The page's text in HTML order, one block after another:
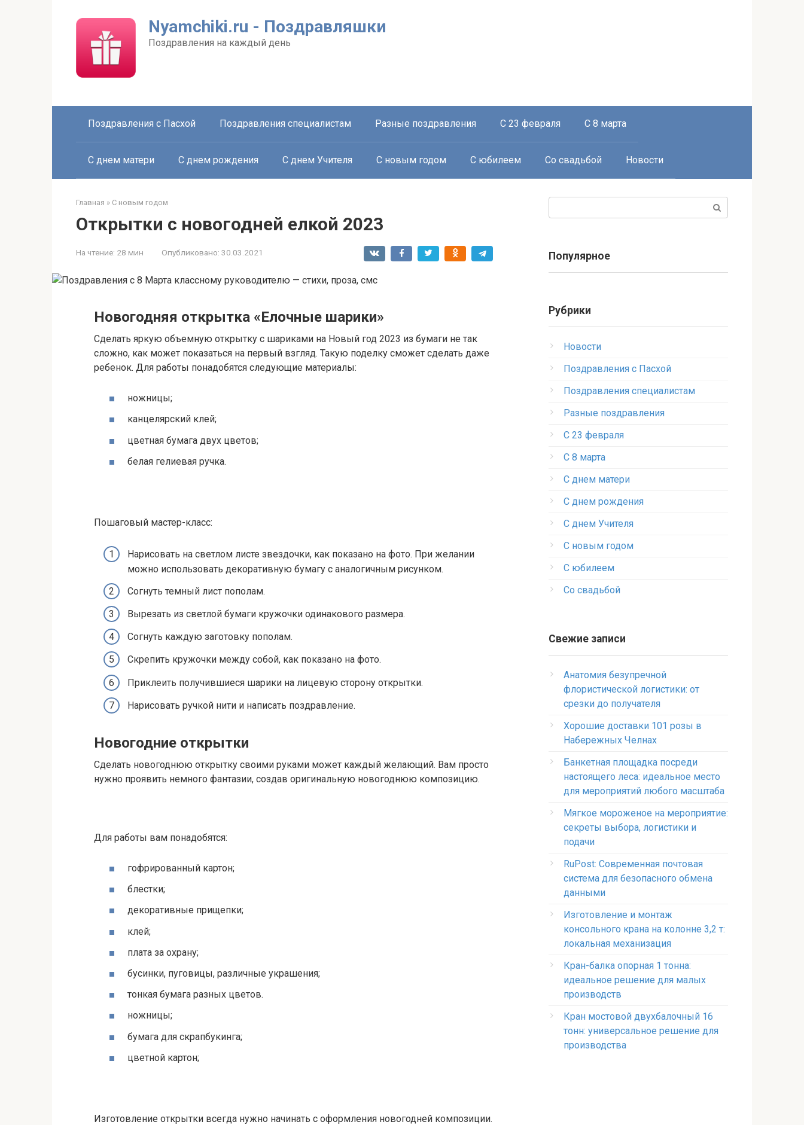
Nyamchiki.ru - Поздравляшки
Поздравления на каждый день
Поздравления с Пасхой Поздравления специалистам Разные поздравления С 23 февраля С 8 марта
С днем матери С днем рождения С днем Учителя С новым годом С юбилеем Со свадьбой Новости
Главная » С новым годом
Открытки с новогодней елкой 2023
На чтение: 28 мин Опубликовано: 30.03.2021
Новогодняя открытка «Елочные шарики»
Сделать яркую объемную открытку с шариками на Новый год 2023 из бумаги не так
сложно, как может показаться на первый взгляд. Такую поделку сможет сделать даже
ребенок. Для работы понадобятся следующие материалы:
ножницы;
канцелярский клей;
цветная бумага двух цветов;
белая гелиевая ручка.
Пошаговый мастер-класс:
Нарисовать на светлом листе звездочки, как показано на фото. При желании
можно использовать декоративную бумагу с аналогичным рисунком.
Согнуть темный лист пополам.
Вырезать из светлой бумаги кружочки одинакового размера.
Согнуть каждую заготовку пополам.
Скрепить кружочки между собой, как показано на фото.
Приклеить получившиеся шарики на лицевую сторону открытки.
Нарисовать ручкой нити и написать поздравление.
Новогодние открытки
Сделать новогоднюю открытку своими руками может каждый желающий. Вам просто
нужно проявить немного фантазии, создав оригинальную новогоднюю композицию.
Для работы вам понадобятся:
гофрированный картон;
блестки;
декоративные прищепки;
клей;
плата за охрану;
бусинки, пуговицы, различные украшения;
тонкая бумага разных цветов.
ножницы;
бумага для скрапбукинга;
цветной картон;
Изготовление открытки всегда нужно начинать с оформления новогодней композиции.
Популярное
Рубрики
Новости
Поздравления с Пасхой
Поздравления специалистам
Разные поздравления
С 23 февраля
С 8 марта
С днем матери
С днем рождения
С днем Учителя
С новым годом
С юбилеем
Со свадьбой
Свежие записи
Анатомия безупречной
флористической логистики: от
срезки до получателя
Хорошие доставки 101 розы в
Набережных Челнах
Банкетная площадка посреди
настоящего леса: идеальное место
для мероприятий любого масштаба
Мягкое мороженое на мероприятие:
секреты выбора, логистики и
подачи
RuPost: Современная почтовая
система для безопасного обмена
данными
Изготовление и монтаж
консольного крана на колонне 3,2 т:
локальная механизация
Кран-балка опорная 1 тонна:
идеальное решение для малых
производств
Кран мостовой двухбалочный 16
тонн: универсальное решение для
производства